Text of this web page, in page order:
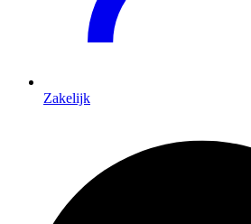
Zakelijk